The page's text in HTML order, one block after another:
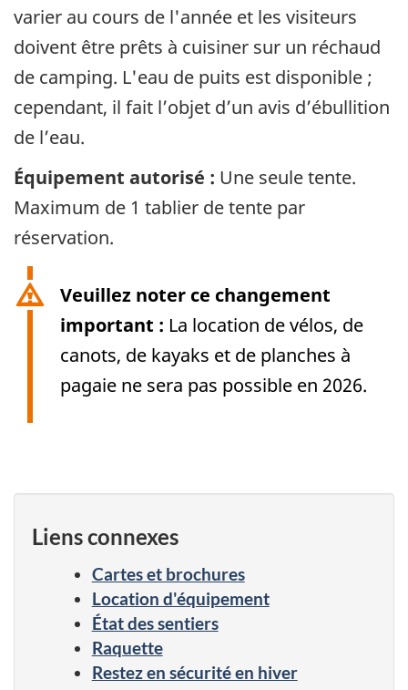
varier au cours de l'année et les visiteurs
doivent être prêts à cuisiner sur un réchaud
de camping. L'eau de puits est disponible ;
cependant, il fait l’objet d’un avis d’ébullition
de l’eau.
Équipement autorisé : Une seule tente.
Maximum de 1 tablier de tente par
réservation.
Veuillez noter ce changement
important : La location de vélos, de
canots, de kayaks et de planches à
pagaie ne sera pas possible en 2026.
Liens connexes
Cartes et brochures
Location d'équipement
État des sentiers
Raquette
Restez en sécurité en hiver